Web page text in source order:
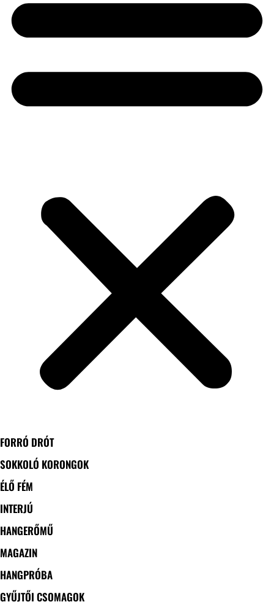
FORRÓ DRÓT
SOKKOLÓ KORONGOK
ÉLŐ FÉM
INTERJÚ
HANGERŐMŰ
MAGAZIN
HANGPRÓBA
GYŰJTŐI CSOMAGOK